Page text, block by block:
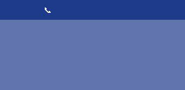
📞